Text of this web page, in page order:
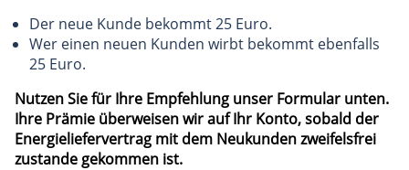
Der neue Kunde bekommt 25 Euro.
Wer einen neuen Kunden wirbt bekommt ebenfalls
25 Euro.
Nutzen Sie für Ihre Empfehlung unser Formular unten.
Ihre Prämie überweisen wir auf Ihr Konto, sobald der
Energieliefervertrag mit dem Neukunden zweifelsfrei
zustande gekommen ist.